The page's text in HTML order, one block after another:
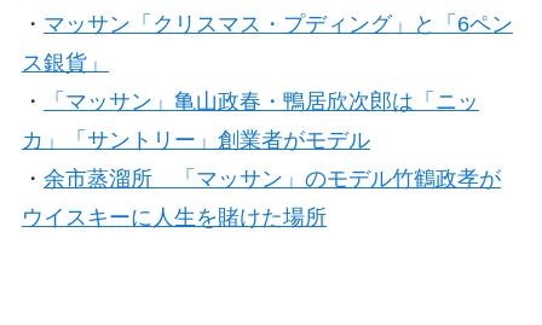
・ マッサン「クリスマス・プディング」と「6ペン
ス銀貨」
・
「マッサン」亀山政春・鴨居欣次郎は「ニッ
カ」「サントリー」創業者がモデル
・ 余市蒸溜所 「マッサン」のモデル竹鶴政孝が
ウイスキーに人生を賭けた場所